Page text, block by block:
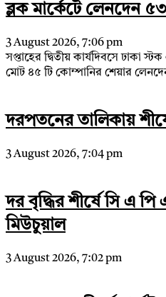
ব্লক মার্কেটে লেনদেন
3 August 2026, 7:06 pm
সপ্তাহের দ্বিতীয় কার্যদিবসে ঢাকা
মোট ৪৫ টি কোম্পানির শেয়ার
দরপতনের তালিকায়
3 August 2026, 7:04 pm
দর বৃদ্ধির শীর্ষে সি এ
মিউচুয়াল
3 August 2026, 7:02 pm